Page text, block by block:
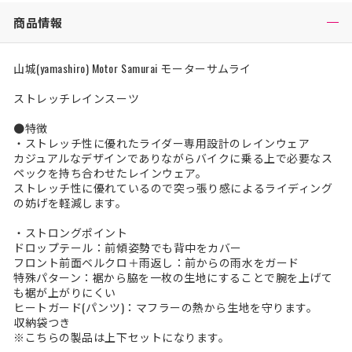
商品情報
山城(yamashiro) Motor Samurai モーターサムライ
ストレッチレインスーツ
●特徴
・ストレッチ性に優れたライダー専用設計のレインウェア
カジュアルなデザインでありながらバイクに乗る上で必要なス
ペックを持ち合わせたレインウェア。
ストレッチ性に優れているので突っ張り感によるライディング
の妨げを軽減します。
・ストロングポイント
ドロップテール：前傾姿勢でも背中をカバー
フロント前面ベルクロ＋雨返し：前からの雨水をガード
特殊パターン：裾から脇を一枚の生地にすることで腕を上げて
も裾が上がりにくい
ヒートガード(パンツ)：マフラーの熱から生地を守ります。
収納袋つき
※こちらの製品は上下セットになります。